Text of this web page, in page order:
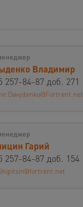
Владимир
257-84-87 доб. 271
Гарий
257-84-87 доб. 154